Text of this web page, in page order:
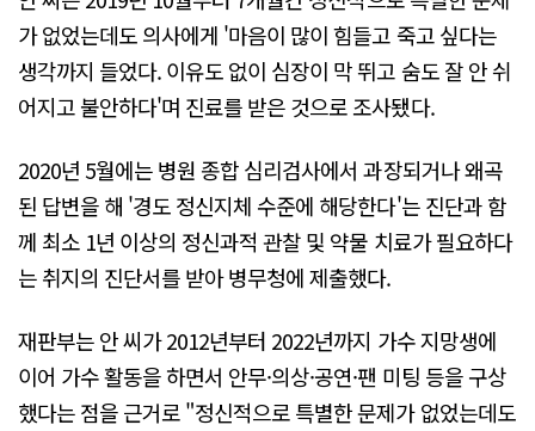
가 없었는데도 의사에게 '마음이 많이 힘들고 죽고 싶다는
생각까지 들었다. 이유도 없이 심장이 막 뛰고 숨도 잘 안 쉬
어지고 불안하다'며 진료를 받은 것으로 조사됐다.
2020년 5월에는 병원 종합 심리검사에서 과장되거나 왜곡
된 답변을 해 '경도 정신지체 수준에 해당한다'는 진단과 함
께 최소 1년 이상의 정신과적 관찰 및 약물 치료가 필요하다
는 취지의 진단서를 받아 병무청에 제출했다.
재판부는 안 씨가 2012년부터 2022년까지 가수 지망생에
이어 가수 활동을 하면서 안무·의상·공연·팬 미팅 등을 구상
했다는 점을 근거로 "정신적으로 특별한 문제가 없었는데도